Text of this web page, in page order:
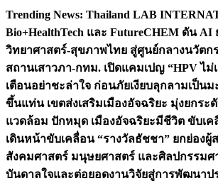
Skip
content
Trending News: Thailand LAB
Bio+HealthTech และ FutureCHEM ดัน AI
วิทยาศาสตร์-สุขภาพไทย สู่ศูนย์กลางนวัตก
สถานเสาวภา-กทม. เปิดแคมเปญ “HPV ไม่
เตือนอย่าชะล่าใจ ก่อนภัยเงียบลุกลามเป็นม
ขึ้นแท่น เขตส่งเสริมเมืองอัจฉริยะ มุ่งยกระ
แวดล้อม ปักหมุด เมืองอัจฉริยะมีชีวิต ขับเค
เดินหน้าขับเคลื่อน “รางวัลธัชชา” ยกย่อง
สังคมศาสตร์ มนุษยศาสตร์ และศิลปกรรมศ
บันดาลใจและต่อยอดงานวิจัยสู่การพัฒนาป